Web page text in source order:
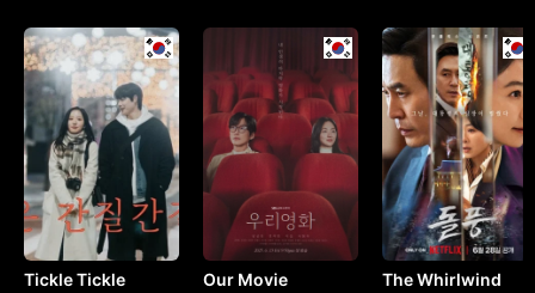
Tickle Tickle Our Movie The Whirlwind